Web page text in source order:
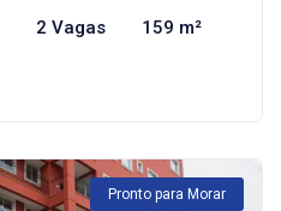
2 Vagas 159 m²
Pronto para Morar